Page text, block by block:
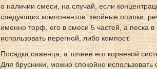
о наличии смеси, на случай, если
следующих компонентов: хвойные опилки,
именно торф, его в смеси 5 частей, а песка
использовать перегной, либо компост.
Посадка саженца, а точнее его корневой
Для брусники, можно спокойно